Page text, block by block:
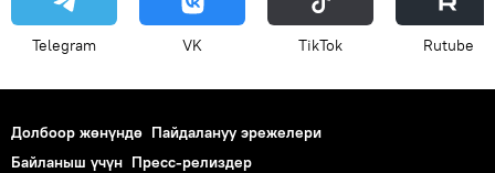
Telegram VK ТikТоk Rutube
Долбоор жөнүндө Пайдалануу эрежелери
Байланыш үчүн Пресс-релиздер